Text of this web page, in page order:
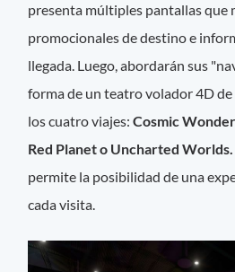
presenta múltiples pantallas que
promocionales de destino e
llegada. Luego, abordarán sus
forma de un teatro volador 4D de
los cuatro viajes:Cosmic
Red Planet o Uncharted Worlds.
permite la posibilidad de una
cada visita.